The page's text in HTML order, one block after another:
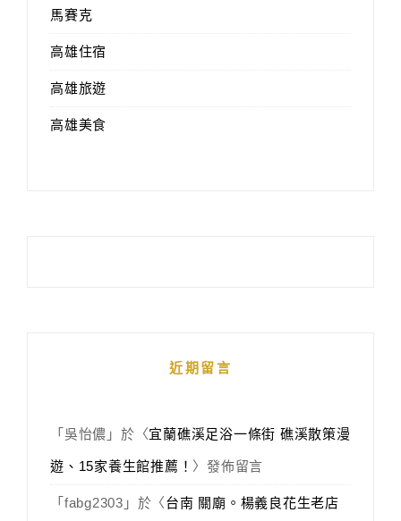
馬賽克
高雄住宿
高雄旅遊
高雄美食
近期留言
「 吳怡儂 」於〈宜蘭礁溪足浴一條街 礁溪散策漫
遊、15家養生館推薦！ 〉發佈留言
「 fabg2303 」於〈台南 關廟。楊義良花生老店